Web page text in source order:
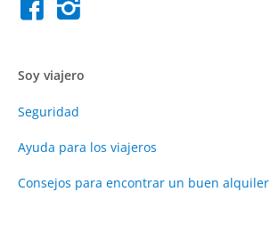
Soy viajero
Seguridad
Ayuda para los viajeros
Consejos para encontrar un buen alquiler